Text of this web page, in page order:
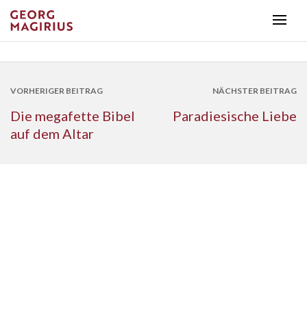
VORHERIGER BEITRAG
Die megafette Bibel
auf dem Altar
NÄCHSTER BEITRAG
Paradiesische Liebe